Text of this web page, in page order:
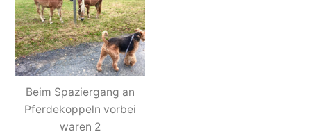
Beim Spaziergang an
Pferdekoppeln vorbei
waren 2